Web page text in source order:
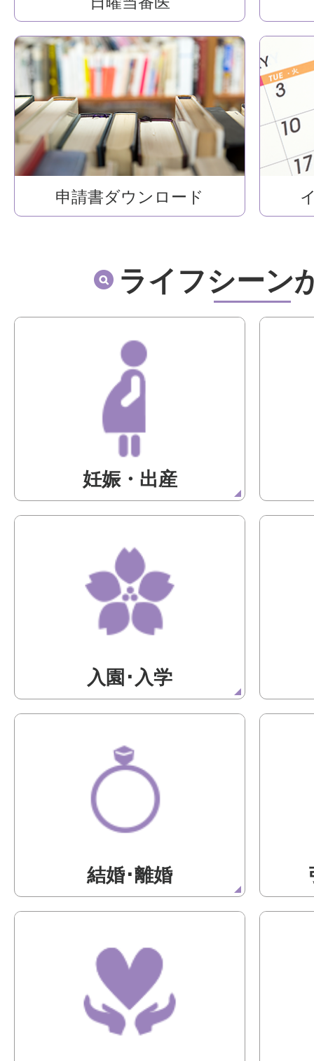
申請書ダウンロード
ライフシーン
妊娠・出産
入園･入学
結婚･離婚